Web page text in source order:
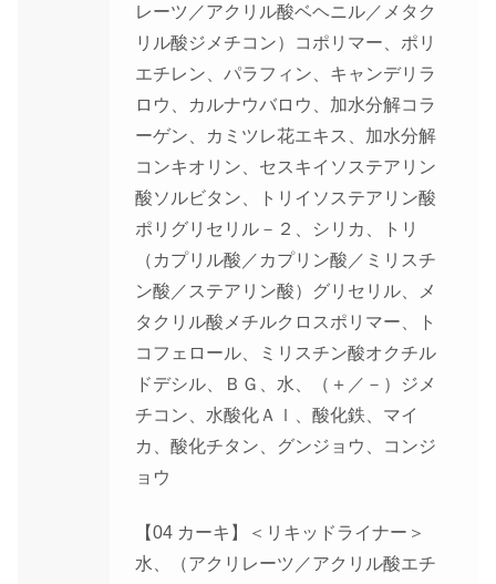
レーツ／アクリル酸ベヘニル／メタク
リル酸ジメチコン）コポリマー、ポリ
エチレン、パラフィン、キャンデリラ
ロウ、カルナウバロウ、加水分解コラ
ーゲン、カミツレ花エキス、加水分解
コンキオリン、セスキイソステアリン
酸ソルビタン、トリイソステアリン酸
ポリグリセリル－２、シリカ、トリ
（カプリル酸／カプリン酸／ミリスチ
ン酸／ステアリン酸）グリセリル、メ
タクリル酸メチルクロスポリマー、ト
コフェロール、ミリスチン酸オクチル
ドデシル、ＢＧ、水、（＋／－）ジメ
チコン、水酸化Ａｌ、酸化鉄、マイ
カ、酸化チタン、グンジョウ、コンジ
ョウ
【04 カーキ】＜リキッドライナー＞
水、（アクリレーツ／アクリル酸エチ